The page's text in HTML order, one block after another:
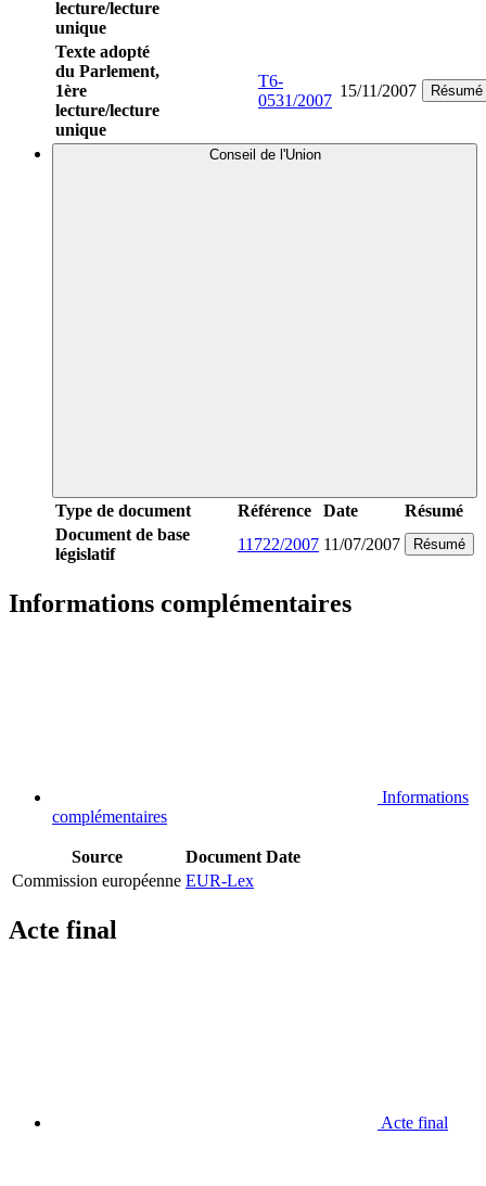
lecture/lecture
unique
Texte adopté
du Parlement,
1ère
lecture/lecture
unique
T6-
0531/2007
15/11/2007 Résumé
Conseil de l'Union
Type de document Référence Date
Résumé
Document de base
législatif
11722/2007 11/07/2007 Résumé
Informations complémentaires
Informations
complémentaires
Source Document Date
Commission européenne EUR-Lex
Acte final
Acte final